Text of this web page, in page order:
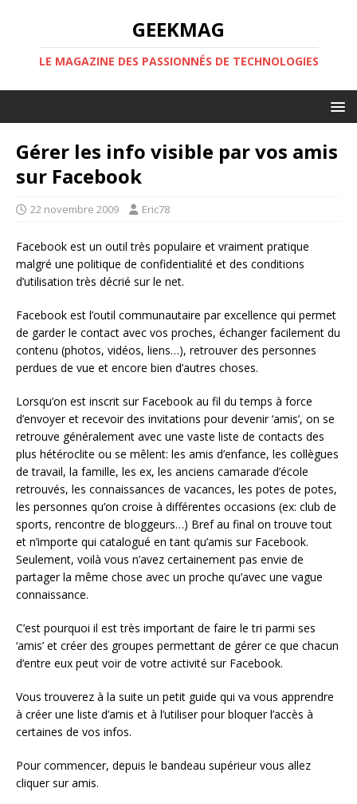
GEEKMAG
LE MAGAZINE DES PASSIONNÉS DE TECHNOLOGIES
Gérer les info visible par vos amis
sur Facebook
22 novembre 2009 Eric78
Facebook est un outil très populaire et vraiment pratique
malgré une politique de confidentialité et des conditions
d’utilisation très décrié sur le net.
Facebook est l’outil communautaire par excellence qui permet
de garder le contact avec vos proches, échanger facilement du
contenu (photos, vidéos, liens…), retrouver des personnes
perdues de vue et encore bien d’autres choses.
Lorsqu’on est inscrit sur Facebook au fil du temps à force
d’envoyer et recevoir des invitations pour devenir ‘amis’, on se
retrouve généralement avec une vaste liste de contacts des
plus hétéroclite ou se mêlent: les amis d’enfance, les collègues
de travail, la famille, les ex, les anciens camarade d’école
retrouvés, les connaissances de vacances, les potes de potes,
les personnes qu’on croise à différentes occasions (ex: club de
sports, rencontre de bloggeurs…) Bref au final on trouve tout
et n’importe qui catalogué en tant qu’amis sur Facebook.
Seulement, voilà vous n’avez certainement pas envie de
partager la même chose avec un proche qu’avec une vague
connaissance.
C’est pourquoi il est très important de faire le tri parmi ses
‘amis’ et créer des groupes permettant de gérer ce que chacun
d’entre eux peut voir de votre activité sur Facebook.
Vous trouverez à la suite un petit guide qui va vous apprendre
à créer une liste d’amis et à l’utiliser pour bloquer l’accès à
certaines de vos infos.
Pour commencer, depuis le bandeau supérieur vous allez
cliquer sur amis.